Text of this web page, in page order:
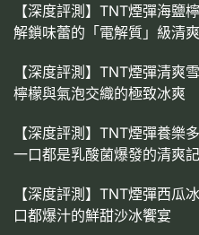
【深度評測】TNT煙彈海鹽
解鎖味蕾的「電解質」級清
【深度評測】TNT煙彈清爽
檸檬與氣泡交織的極致冰爽
【深度評測】TNT煙彈養樂
一口都是乳酸菌爆發的清爽
【深度評測】TNT煙彈西瓜
口都爆汁的鮮甜沙冰饗宴